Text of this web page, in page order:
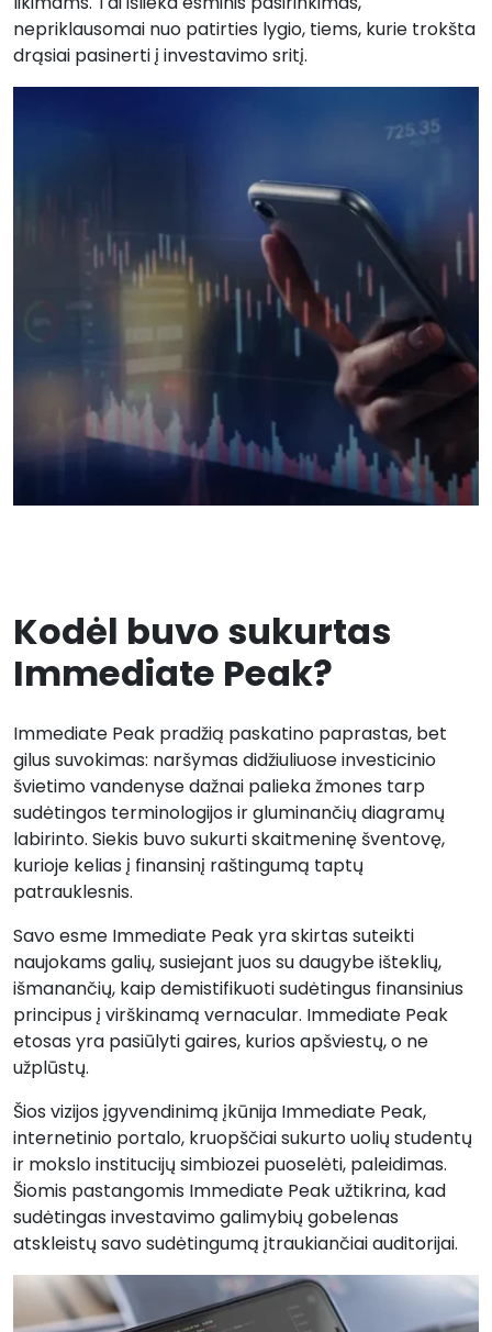
nepriklausomai nuo patirties lygio, tiems, kurie trokšta
drąsiai pasinerti į investavimo sritį.
Kodėl buvo sukurtas
Immediate Peak?
Immediate Peak pradžią paskatino paprastas, bet
gilus suvokimas: naršymas didžiuliuose investicinio
švietimo vandenyse dažnai palieka žmones tarp
sudėtingos terminologijos ir gluminančių diagramų
labirinto. Siekis buvo sukurti skaitmeninę šventovę,
kurioje kelias į finansinį raštingumą taptų
patrauklesnis.
Savo esme Immediate Peak yra skirtas suteikti
naujokams galių, susiejant juos su daugybe išteklių,
išmanančių, kaip demistifikuoti sudėtingus finansinius
principus į virškinamą vernacular. Immediate Peak
etosas yra pasiūlyti gaires, kurios apšviestų, o ne
užplūstų.
Šios vizijos įgyvendinimą įkūnija Immediate Peak,
internetinio portalo, kruopščiai sukurto uolių studentų
ir mokslo institucijų simbiozei puoselėti, paleidimas.
Šiomis pastangomis Immediate Peak užtikrina, kad
sudėtingas investavimo galimybių gobelenas
atskleistų savo sudėtingumą įtraukiančiai auditorijai.